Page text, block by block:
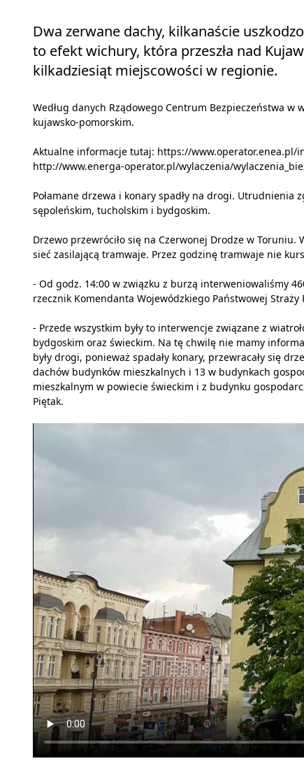
Dwa zerwane dachy, kilkanaście
to efekt wichury, która przeszła nad
kilkadziesiąt miejscowości w regionie.
Według danych Rządowego Centrum Bezpieczeństwa
kujawsko-pomorskim.
Aktualne informacje tutaj: https://www.operator.enea.pl/
http://www.energa-operator.pl/wylaczenia/
Połamane drzewa i konary spadły na drogi. Utrudnienia
sępoleńskim, tucholskim i bydgoskim.
Drzewo przewróciło się na Czerwonej Drodze w Toruniu.
sieć zasilającą tramwaje. Przez godzinę tramwaje nie
- Od godz. 14:00 w związku z burzą interweniowaliśmy
rzecznik Komendanta Wojewódzkiego Państwowej Straży
- Przede wszystkim były to interwencje związane z
bydgoskim oraz świeckim. Na tę chwilę nie mamy
były drogi, ponieważ spadały konary, przewracały się
dachów budynków mieszkalnych i 13 w budynkach
mieszkalnym w powiecie świeckim i z budynku
Piętak.